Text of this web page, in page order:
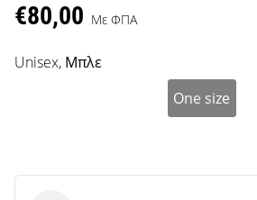
μας
πρεσβευτής
της
€80,00 Με ΦΠΑ
Unisex, Μπλε
One size